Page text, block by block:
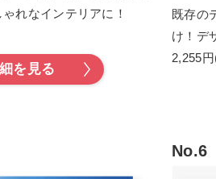
れなインテリアに！
を見る
既存の
け！デ
2,255
No.6